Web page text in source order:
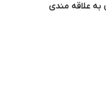
به علاقه مندی